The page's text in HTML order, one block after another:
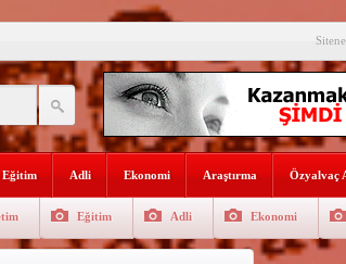
Eğitim Adli Ekonomi Araştırma Özyalvaç
Eğitim Adli Ekonomi